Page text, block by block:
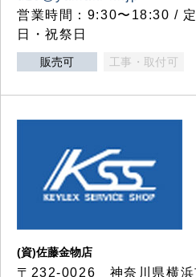
営業時間：9:30〜18:30 /
日・祝祭日
販売可 工事・取付可
(資)佐藤金物店
〒232-0026 神奈川県横